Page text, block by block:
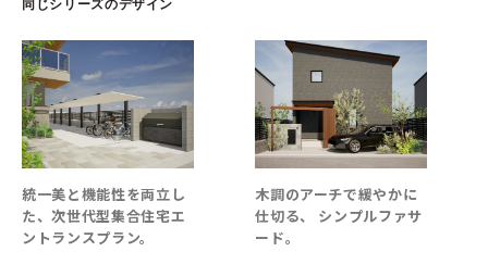
同じシリーズのデザイン
統一美と機能性を両立し
た、次世代型集合住宅エ
ントランスプラン。
木調のアーチで緩やかに
仕切る、 シンプルファサ
ード。